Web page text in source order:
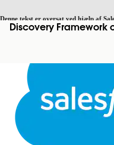
Denne tekst er oversat ved hjælp af
detaljerher. Skift til engelsk
Luk
Discovery Framework